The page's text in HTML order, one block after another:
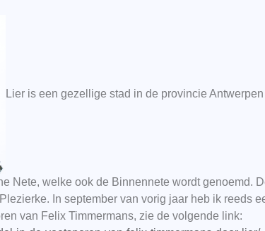
Lier is een gezellige stad in de provincie
Nete, welke ook de Binnennete wordt genoemd.
In september van vorig jaar heb ik reeds
van Felix Timmermans, zie de volgende link: